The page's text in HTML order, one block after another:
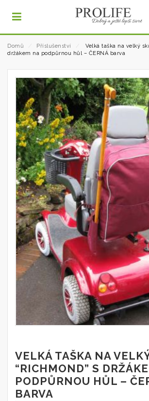
Domů Příslušenství
Velká taška na velký
držákem na podpůrnou hůl – ČERNÁ barva
VELKÁ TAŠKA NA
“RICHMOND” S
PODPŮRNOU HŮL –
BARVA